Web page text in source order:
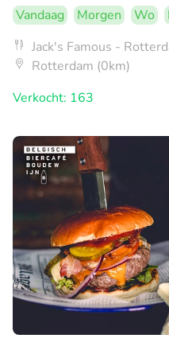
Vandaag Morgen Wo
Jack's Famous -
Rotterdam (0km)
Verkocht: 163